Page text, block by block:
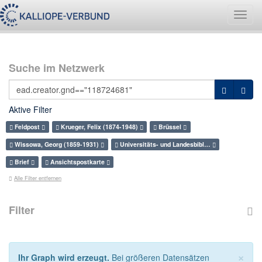
Suche im Netzwerk
Aktive Filter
Feldpost Krueger, Felix (1874-1948)
Brüssel
Wissowa, Georg (1859-1931)
Universitäts- und Landesbibl…
Brief
Ansichtspostkarte
Alle Filter entfernen
Filter
×
Ihr Graph wird erzeugt. Bei größeren Datensätzen